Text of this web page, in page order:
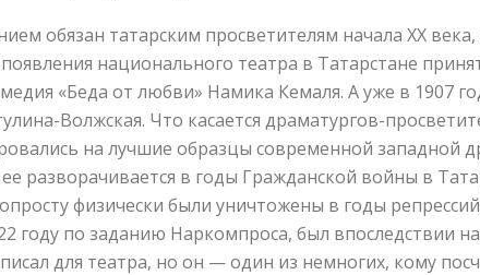
обязан татарским просветителям начала XX
национального театра в Татарстане
«Беда от любви» Намика Кемаля. А уже в 1907
Волжская. Что касается драматургов-
на лучшие образцы современной западной
разворачивается в годы Гражданской войны в
физически были уничтожены в годы
году по заданию Наркомпроса, был впоследствии
для театра, но он — один из немногих, кому